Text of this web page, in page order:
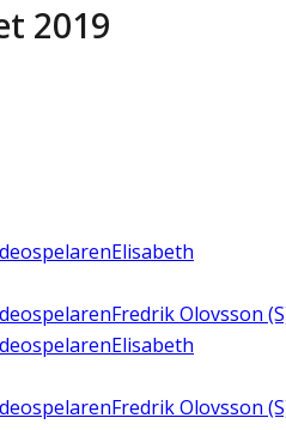
2019
Elisabeth
Fredrik Olovsson
Elisabeth
Fredrik Olovsson